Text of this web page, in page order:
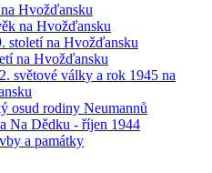
Hvožďansku
na Hvožďansku
století na Hvožďansku
na Hvožďansku
světové války a rok 1945 na
osud rodiny Neumannů
Na Dědku - říjen 1944
a památky